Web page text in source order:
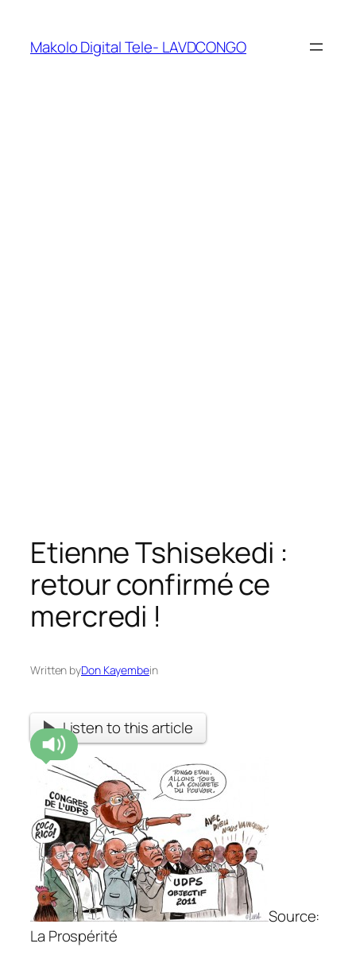
Makolo Digital Tele- LAVDCONGO
Etienne Tshisekedi :
retour confirmé ce
mercredi !
Written byDon Kayembein
Listen to this article
Source:
La Prospérité